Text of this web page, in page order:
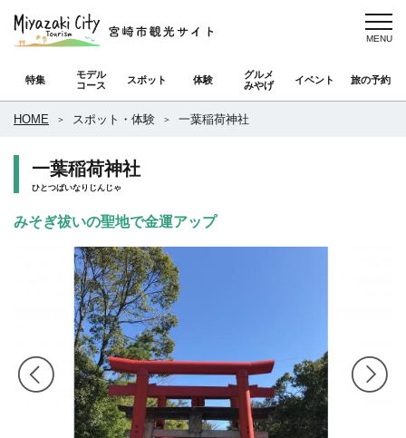
特集
モデル
コース
スポット 体験
グルメ
みやげ
イベント 旅の予約
HOME スポット・体験 一葉稲荷神社
一葉稲荷神社
ひとつばいなりじんじゃ
みそぎ祓いの聖地で金運アップ